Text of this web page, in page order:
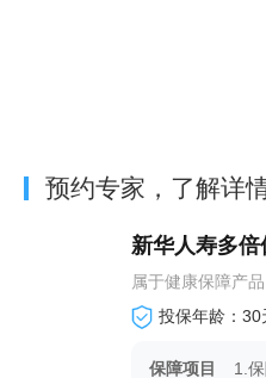
预约专家，了解详
新华人寿多
属于健康保障产
投保年龄：30
保障项目 1.